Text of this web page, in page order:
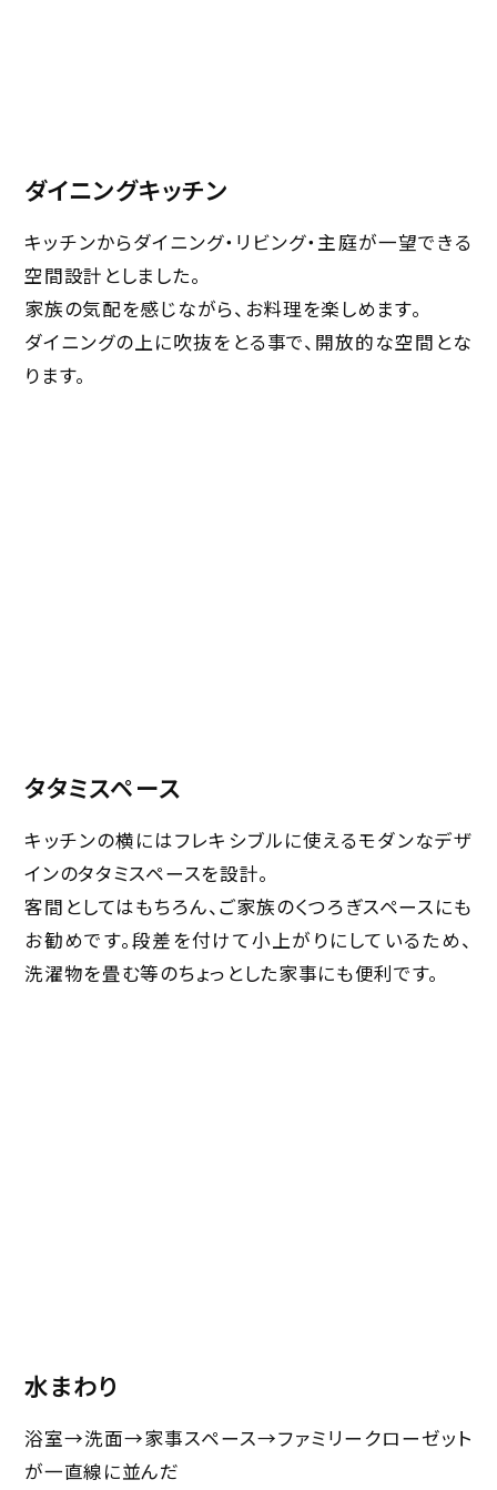
ダイニングキッチン
キッチンからダイニング・リビング・主庭が一望できる
空間設計としました。
家族の気配を感じながら、お料理を楽しめます。
ダイニングの上に吹抜をとる事で、開放的な空間とな
ります。
タタミスペース
キッチンの横にはフレキシブルに使えるモダンなデザ
インのタタミスペースを設計。
客間としてはもちろん、ご家族のくつろぎスペースにも
お勧めです。段差を付けて小上がりにしているため、
洗濯物を畳む等のちょっとした家事にも便利です。
水まわり
浴室→洗面→家事スペース→ファミリークローゼット
が一直線に並んだ